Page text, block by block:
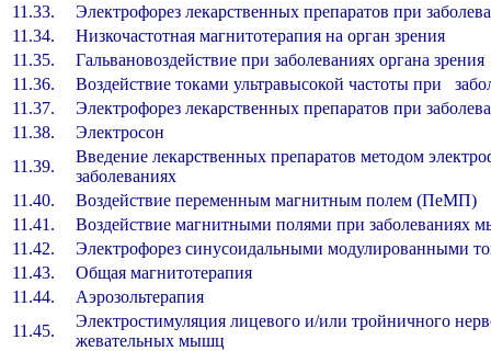
11.33.
Электрофорез лекарственных препаратов при
11.34.
Низкочастотная магнитотерапия на орган
11.35.
Гальвановоздействие при заболеваниях органа
11.36.
Воздействие токами ультравысокой частоты
11.37.
Электрофорез лекарственных препаратов при
11.38.
Электросон
11.39.
Введение лекарственных препаратов методом
заболеваниях
11.40.
Воздействие переменным магнитным полем
11.41.
Воздействие магнитными полями при
11.42.
Электрофорез синусоидальными
11.43.
Общая магнитотерапия
11.44.
Аэрозольтерапия
11.45.
Электростимуляция лицевого и/или тройничного
жевательных мышц